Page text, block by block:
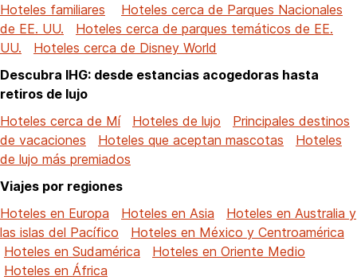
Hoteles familiares
Hoteles cerca de Parques Nacionales
de EE. UU.
Hoteles cerca de parques temáticos de EE.
UU.
Hoteles cerca de Disney World
Descubra IHG: desde estancias acogedoras hasta
retiros de lujo
Hoteles cerca de Mí
Hoteles de lujo
Principales destinos
de vacaciones
Hoteles que aceptan mascotas
Hoteles
de lujo más premiados
Viajes por regiones
Hoteles en Europa
Hoteles en Asia
Hoteles en Australia y
las islas del Pacífico
Hoteles en México y Centroamérica
Hoteles en Sudamérica
Hoteles en Oriente Medio
Hoteles en África